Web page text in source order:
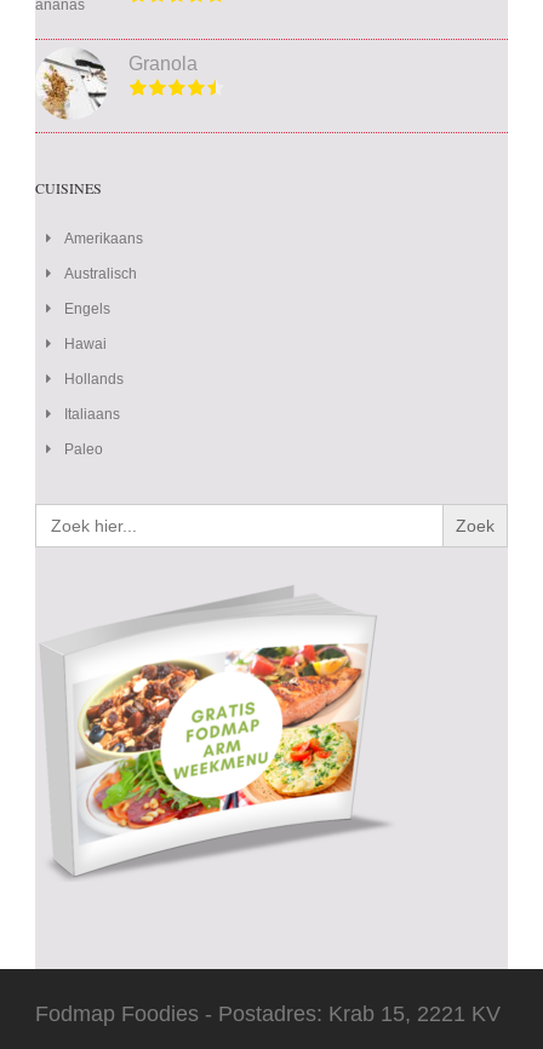
Granola
CUISINES
Amerikaans
Australisch
Engels
Hawai
Hollands
Italiaans
Paleo
Zoek
naar:
Fodmap Foodies - Postadres: Krab 15, 2221 KV